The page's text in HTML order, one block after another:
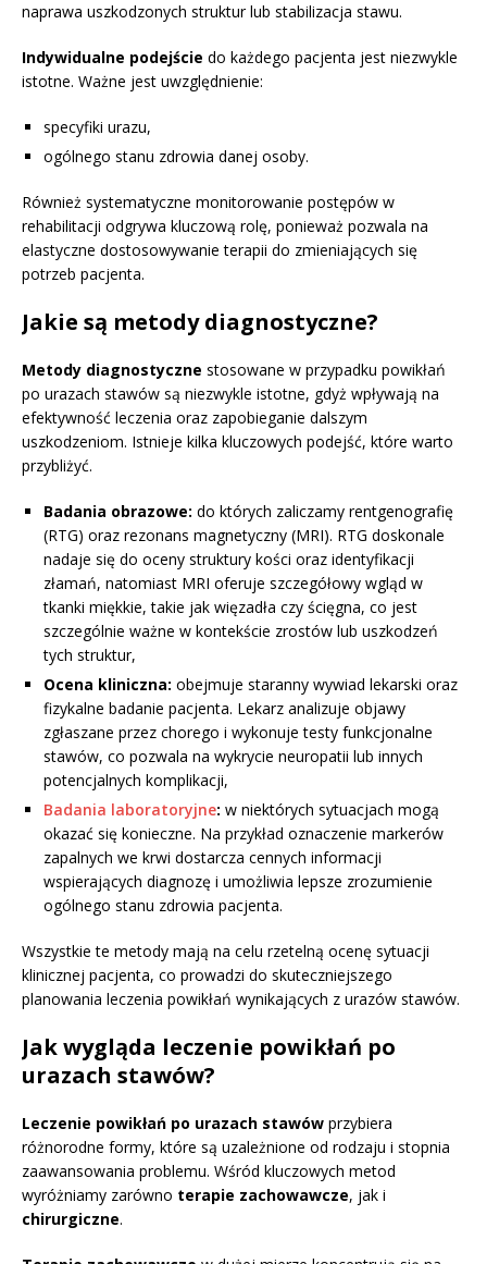
naprawa uszkodzonych struktur lub stabilizacja stawu.
Indywidualne podejście do każdego pacjenta jest niezwykle
istotne. Ważne jest uwzględnienie:
specyfiki urazu,
ogólnego stanu zdrowia danej osoby.
Również systematyczne monitorowanie postępów w
rehabilitacji odgrywa kluczową rolę, ponieważ pozwala na
elastyczne dostosowywanie terapii do zmieniających się
potrzeb pacjenta.
Jakie są metody diagnostyczne?
Metody diagnostyczne stosowane w przypadku powikłań
po urazach stawów są niezwykle istotne, gdyż wpływają na
efektywność leczenia oraz zapobieganie dalszym
uszkodzeniom. Istnieje kilka kluczowych podejść, które warto
przybliżyć.
Badania obrazowe: do których zaliczamy rentgenografię
(RTG) oraz rezonans magnetyczny (MRI). RTG doskonale
nadaje się do oceny struktury kości oraz identyfikacji
złamań, natomiast MRI oferuje szczegółowy wgląd w
tkanki miękkie, takie jak więzadła czy ścięgna, co jest
szczególnie ważne w kontekście zrostów lub uszkodzeń
tych struktur,
Ocena kliniczna: obejmuje staranny wywiad lekarski oraz
fizykalne badanie pacjenta. Lekarz analizuje objawy
zgłaszane przez chorego i wykonuje testy funkcjonalne
stawów, co pozwala na wykrycie neuropatii lub innych
potencjalnych komplikacji,
Badania laboratoryjne: w niektórych sytuacjach mogą
okazać się konieczne. Na przykład oznaczenie markerów
zapalnych we krwi dostarcza cennych informacji
wspierających diagnozę i umożliwia lepsze zrozumienie
ogólnego stanu zdrowia pacjenta.
Wszystkie te metody mają na celu rzetelną ocenę sytuacji
klinicznej pacjenta, co prowadzi do skuteczniejszego
planowania leczenia powikłań wynikających z urazów stawów.
Jak wygląda leczenie powikłań po
urazach stawów?
Leczenie powikłań po urazach stawów przybiera
różnorodne formy, które są uzależnione od rodzaju i stopnia
zaawansowania problemu. Wśród kluczowych metod
wyróżniamy zarówno terapie zachowawcze, jak i
chirurgiczne.